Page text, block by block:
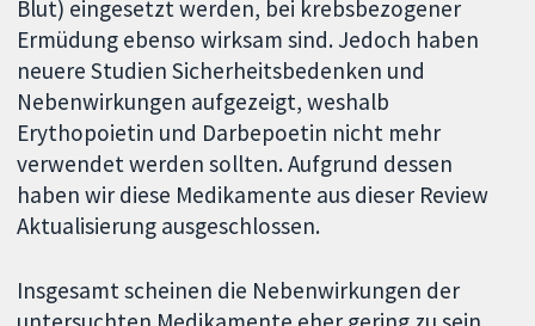
Blut) eingesetzt werden, bei krebsbezogener
Ermüdung ebenso wirksam sind. Jedoch haben
neuere Studien Sicherheitsbedenken und
Nebenwirkungen aufgezeigt, weshalb
Erythopoietin und Darbepoetin nicht mehr
verwendet werden sollten. Aufgrund dessen
haben wir diese Medikamente aus dieser Review
Aktualisierung ausgeschlossen.
Insgesamt scheinen die Nebenwirkungen der